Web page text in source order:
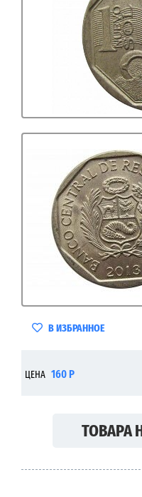
В ИЗБРАННОЕ
ЦЕНА 160 Р
ТОВАРА